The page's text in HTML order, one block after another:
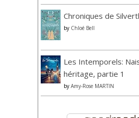
Chroniques de
by Chloé Bell
Les Intemporels:
héritage, partie 1
by Amy-Rose MARTIN